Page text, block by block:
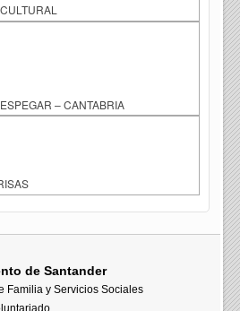
– CANTABRIA
de Santander
Familia y Servicios Sociales